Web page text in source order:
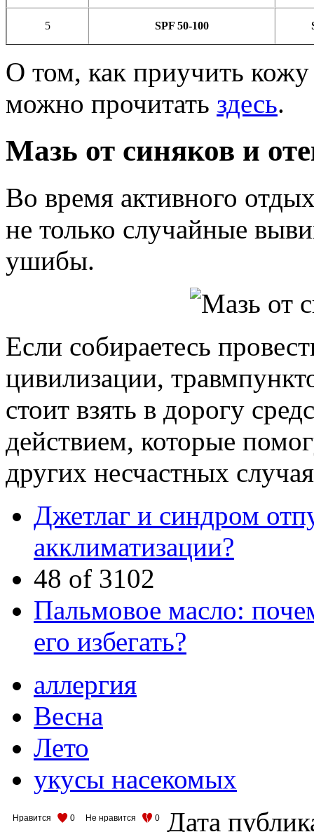
5 SPF 50-100
О том, как приучить
можно прочитать здесь.
Мазь от синяков и
Во время активного
не только случайные
ушибы.
Если собираетесь
цивилизации,
стоит взять в дорогу
действием, которые
других несчастных
Джетлаг и синдром
акклиматизации?
48 of 3102
Пальмовое масло:
его избегать?
аллергия
Весна
Лето
укусы насекомых
Нравится 0 Не нравится 0
Дата